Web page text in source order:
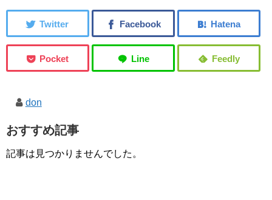
don
おすすめ記事
記事は見つかりませんでした。